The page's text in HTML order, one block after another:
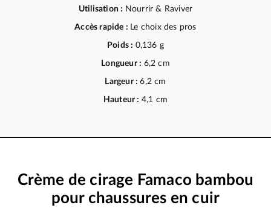
Utilisation : Nourrir & Raviver
Accès rapide : Le choix des pros
Poids : 0,136 g
Longueur : 6,2 cm
Largeur :6,2 cm
Hauteur : 4,1 cm
Crème de cirage Famaco bambou
pour chaussures en cuir